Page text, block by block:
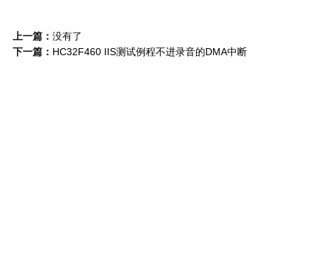
上一篇： 没有了
下一篇： HC32F460 IIS测试例程不进录音的DMA中断